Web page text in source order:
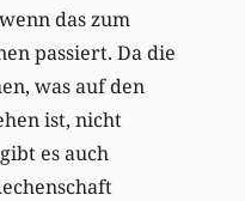
das zum
passiert. Da die
was auf den
ist, nicht
es auch